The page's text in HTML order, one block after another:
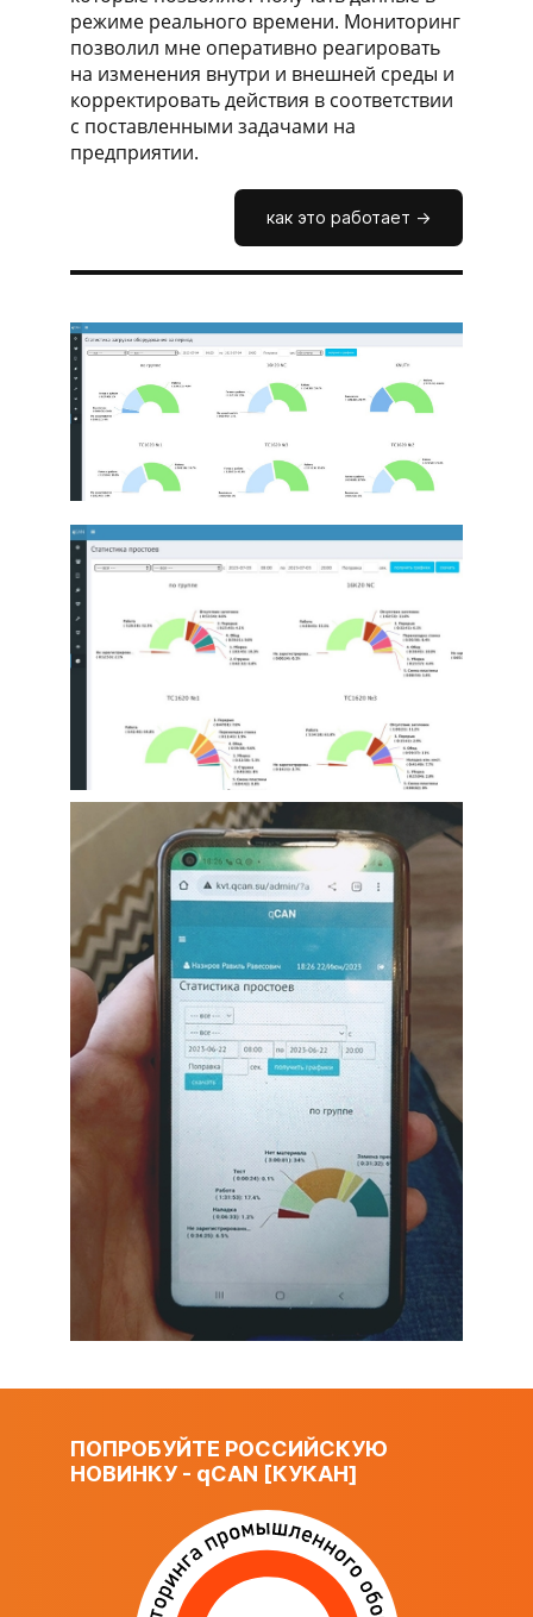
режиме реального времени. Мониторинг
позволил мне оперативно реагировать
на изменения внутри и внешней среды и
корректировать действия в соответствии
с поставленными задачами на
предприятии.
как это работает ->
ПОПРОБУЙТЕ РОССИЙСКУЮ
НОВИНКУ - qCAN [КУКАН]